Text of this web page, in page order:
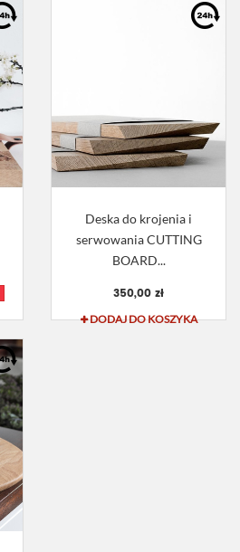
Deska do krojenia i
serwowania CUTTING
BOARD...
350,00 zł
DODAJ DO KOSZYKA